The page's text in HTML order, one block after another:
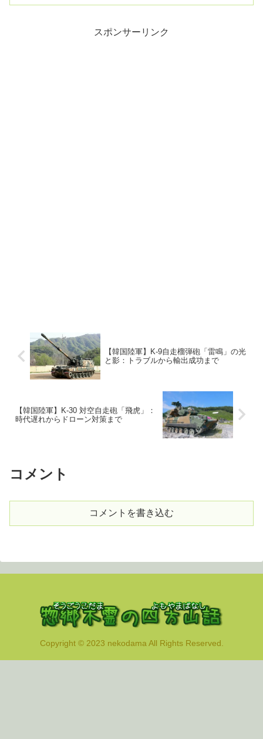
スポンサーリンク
【韓国陸軍】K-9自走榴弾砲「雷鳴」の光
と影：トラブルから輸出成功まで
【韓国陸軍】K-30 対空自走砲「飛虎」：
時代遅れからドローン対策まで
コメント
コメントを書き込む
Copyright © 2023 nekodama All Rights Reserved.